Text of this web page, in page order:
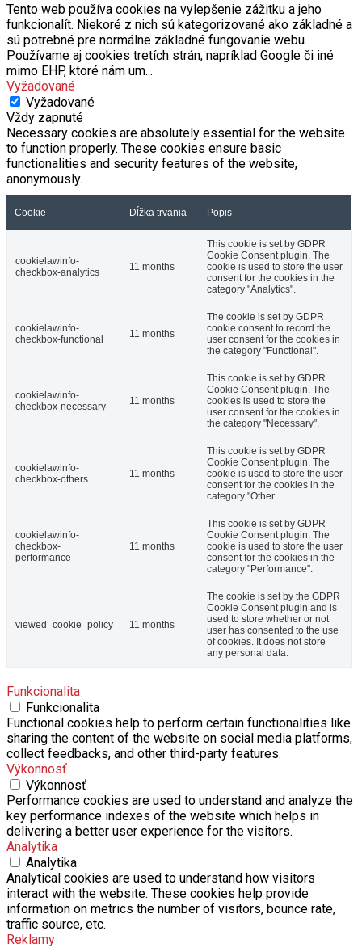
Tento web používa cookies na vylepšenie zážitku a jeho
funkcionalít. Niekoré z nich sú kategorizované ako základné a
sú potrebné pre normálne základné fungovanie webu.
Používame aj cookies tretích strán, napríklad Google či iné
mimo EHP, ktoré nám um...
Vyžadované
Vyžadované
Vždy zapnuté
Necessary cookies are absolutely essential for the website
to function properly. These cookies ensure basic
functionalities and security features of the website,
anonymously.
Cookie Dĺžka trvania Popis
cookielawinfo-
checkbox-analytics
11 months
This cookie is set by GDPR
Cookie Consent plugin. The
cookie is used to store the user
consent for the cookies in the
category "Analytics".
cookielawinfo-
checkbox-functional
11 months
The cookie is set by GDPR
cookie consent to record the
user consent for the cookies in
the category "Functional".
cookielawinfo-
checkbox-necessary
11 months
This cookie is set by GDPR
Cookie Consent plugin. The
cookies is used to store the
user consent for the cookies in
the category "Necessary".
cookielawinfo-
checkbox-others
11 months
This cookie is set by GDPR
Cookie Consent plugin. The
cookie is used to store the user
consent for the cookies in the
category "Other.
cookielawinfo-
checkbox-
performance
11 months
This cookie is set by GDPR
Cookie Consent plugin. The
cookie is used to store the user
consent for the cookies in the
category "Performance".
viewed_cookie_policy 11 months
The cookie is set by the GDPR
Cookie Consent plugin and is
used to store whether or not
user has consented to the use
of cookies. It does not store
any personal data.
Funkcionalita
Funkcionalita
Functional cookies help to perform certain functionalities like
sharing the content of the website on social media platforms,
collect feedbacks, and other third-party features.
Výkonnosť
Výkonnosť
Performance cookies are used to understand and analyze the
key performance indexes of the website which helps in
delivering a better user experience for the visitors.
Analytika
Analytika
Analytical cookies are used to understand how visitors
interact with the website. These cookies help provide
information on metrics the number of visitors, bounce rate,
traffic source, etc.
Reklamy